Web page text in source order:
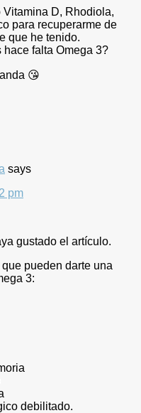
D, Rhodiola,
para recuperarme de
que he tenido.
falta Omega 3?
😘
says
pm
gustado el artículo.
pueden darte una
3:
debilitado.